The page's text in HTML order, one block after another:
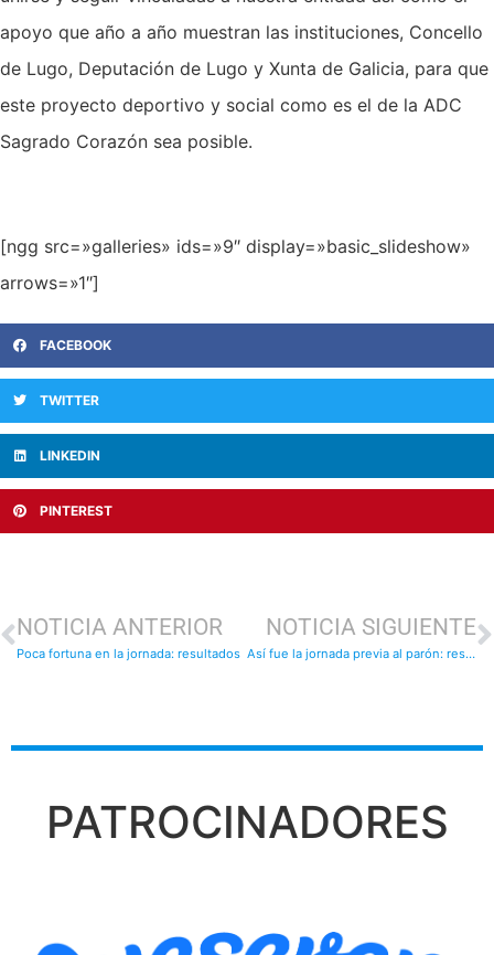
apoyo que año a año muestran las instituciones, Concello
de Lugo, Deputación de Lugo y Xunta de Galicia, para que
este proyecto deportivo y social como es el de la ADC
Sagrado Corazón sea posible.
[ngg src=»galleries» ids=»9″ display=»basic_slideshow»
arrows=»1″]
FACEBOOK
TWITTER
LINKEDIN
PINTEREST
NOTICIA ANTERIOR
Poca fortuna en la jornada: resultados
NOTICIA SIGUIENTE
Así fue la jornada previa al parón: resultados
PATROCINADORES